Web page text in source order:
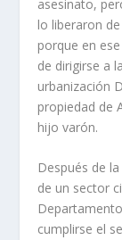
asesinato,
lo liberaron
porque en
de dirigirse a
urbanización
propiedad de
hijo varón.
Después de
de un sector
cumplirse el